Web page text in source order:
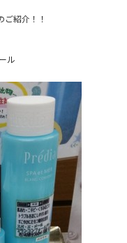
紹介！！
ル